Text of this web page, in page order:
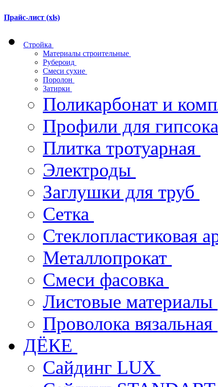
Прайс-лист (xls)
Стройка
Материалы строительные
Рубероид
Смеси сухие
Поролон
Затирки
Поликарбонат и
Профили для
Плитка тротуарная
Электроды
Заглушки для труб
Сетка
Стеклопластиковая
Металлопрокат
Смеси фасовка
Листовые материалы
Проволока вязальная
ДЁКЕ
Сайдинг LUX